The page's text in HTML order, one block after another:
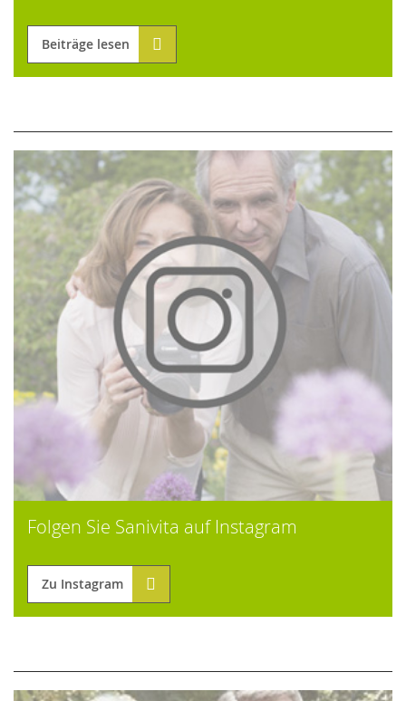
Beiträge lesen
Folgen Sie Sanivita auf Instagram
Zu Instagram